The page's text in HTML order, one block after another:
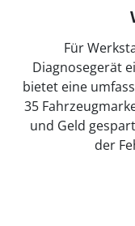
Für
Diagnosegerät
bietet eine
35
und Geld
der